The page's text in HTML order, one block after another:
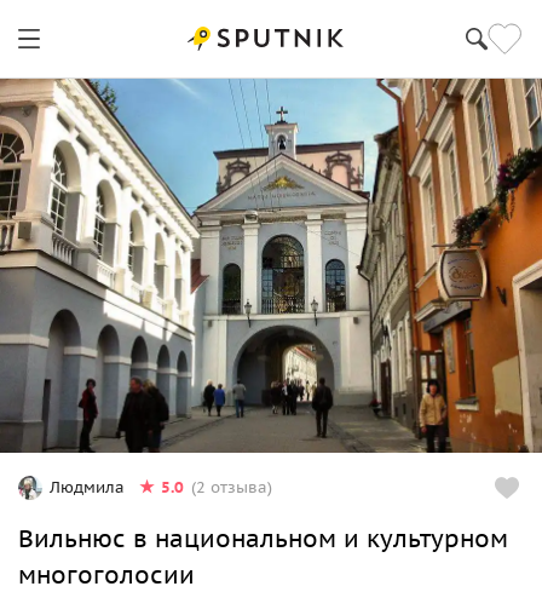
Людмила 5.0 (2 отзыва)
Вильнюс в национальном и культурном
многоголосии